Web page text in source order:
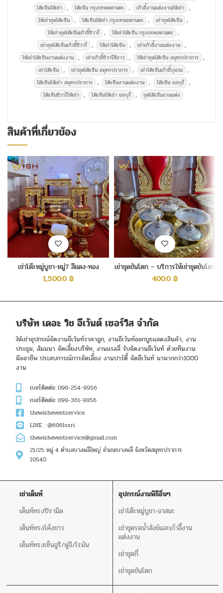
โต๊ะจีนให้เช่า , โต๊ะจีน กรุงเทพมหานคร , เก้าอี้งานแต่งงานให้เช่า ,
ให้เช่าชุดโต๊ะจีน , โต๊ะจีนให้เช่า กรุงเทพมหานคร , เช่าชุดโต๊ะจีน ,
ให้เช่าชุดโต๊ะจีนเก้าอี้ชิวารี , ให้เช่าโต๊ะจีน กรุงเทพมหานคร ,
เช่าชุดโต๊ะจีนเก้าอี้ชิวารี , ให้เช่าโต๊ะจีน , เช่าเก้าอี้งานแต่งงาน ,
ให้เช่าโต๊ะจีนงานแต่งงาน , เช่าเก้าอี้ชิวารีสีขาว , ให้เช่าชุดโต๊ะจีน สมุทรปราการ ,
เช่าโต๊ะจีน , เช่าชุดโต๊ะจีน สมุทรปราการ , เช่าโต๊ะจีนเก้าอี้บุนวม ,
โต๊ะจีนให้เช่า สมุทรปราการ , โต๊ะจีนงานแต่งงาน , โต๊ะจีน ชลบุรี ,
โต๊ะจีนชิวารีให้เช่า , โต๊ะจีนให้เช่า ชลบุรี , ชุดโต๊ะจีนงานแต่ง
สินค้าที่เกี่ยวข้อง
เช่าโต๊ะหมู่บูชา-หมู่7 สีแดง-ทอง
1,500.0 ฿
เช่าชุดขันโตก – บริการให้เช่าชุดขันโตก
400.0 ฿
บริษัท เดอะ วิช อีเว้นต์ เซอร์วิส จำกัด
ให้เช่าอุปกรณ์จัดงานอีเว้นท์ราคาถูก, งานอีเว้นท์ออกบูธแสดงสินค้า, งาน
ประชุม, สัมมนา จัดเลี้ยงบริษัท, งานแรลลี่ รับจัดงานอีเว้นท์ ด้วยทีมงาน
มืออาชีพ ประสบการณ์การจัดเลี้ยง งานปาร์ตี้ จัดอีเว้นท์ มามากกว่า1000
งาน
เบอร์ติดต่อ: 096-254-9956
เบอร์ติดต่อ: 099-361-9956
thewisheventservice
LINE : @696lssri
thewisheventservice@gmail.com
21/25 หมู่ 4 ตำบลบางพลีใหญ่ อำเภอบางพลี จังหวัดสมุทรปราการ
10540
เช่าเต็นท์
เต็นท์ทรงปิรามิด
เต็นท์ทรงโค้งขาว
เต็นท์ทรงเซ็นจูรี/ฟูจิ/โรมัน
อุปกรณ์งานพิธีอิ่นๆ
เช่าโต๊ะหมู่บูชา-อาสนะ
เช่าชุดรดน้ำสังข์และเก้าอี้งาน
แต่งงาน
เช่าชุดกี๋
เช่าชุดขันโตก